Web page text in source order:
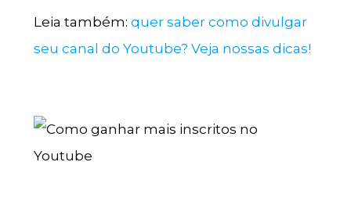
Leia também: quer saber como divulgar
seu canal do Youtube? Veja nossas dicas!